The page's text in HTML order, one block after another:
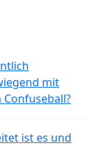
mit
ist es und